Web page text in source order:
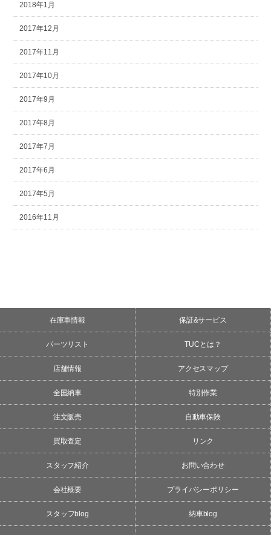
2018年1月
2017年12月
2017年11月
2017年10月
2017年9月
2017年8月
2017年7月
2017年6月
2017年5月
2016年11月
在庫車情報 保証&サービス
パーツリスト TUCとは？
店舗情報 アクセスマップ
全国納車 特別作業
注文販売 自動車保険
買取査定 リンク
スタッフ紹介 お問い合わせ
会社概要 プライバシーポリシー
スタッフblog 納車blog